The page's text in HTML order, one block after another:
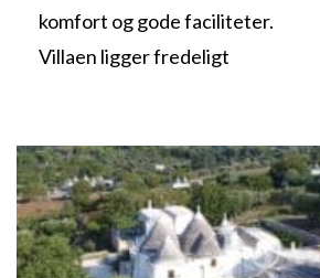
komfort og gode faciliteter.
Villaen ligger fredeligt